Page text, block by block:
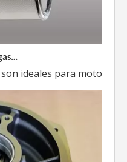
ideales para motores